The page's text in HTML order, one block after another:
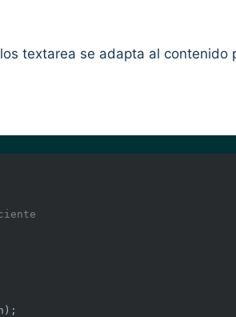
textarea se adapta al contenido